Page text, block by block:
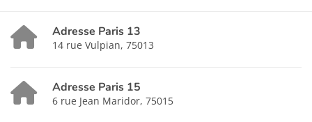
Adresse Paris 13
14 rue Vulpian, 75013
Adresse Paris 15
6 rue Jean Maridor, 75015